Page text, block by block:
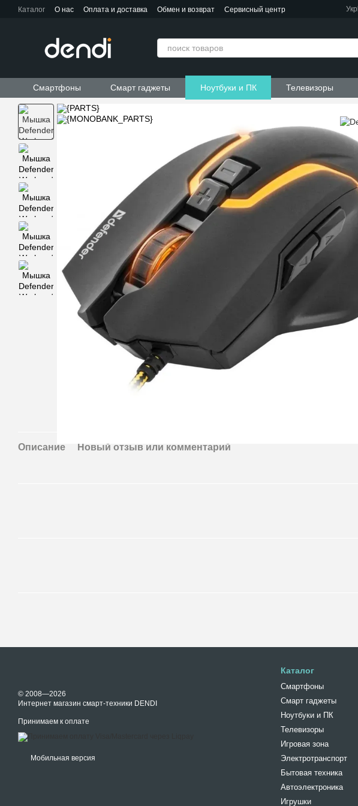
Перейти к основному контенту
Каталог О нас Оплата и доставка Обмен и возврат
Сервисный центр
Укр
Смартфоны Смарт гаджеты Ноутбуки и ПК Телевизоры
Описание Новый отзыв или комментарий
© 2008—2026
Интернет магазин смарт-техники DENDI
Принимаем к оплате
Мобильная версия
Каталог
Смартфоны
Смарт гаджеты
Ноутбуки и ПК
Телевизоры
Игровая зона
Электротранспорт
Бытовая техника
Автоэлектроника
Игрушки